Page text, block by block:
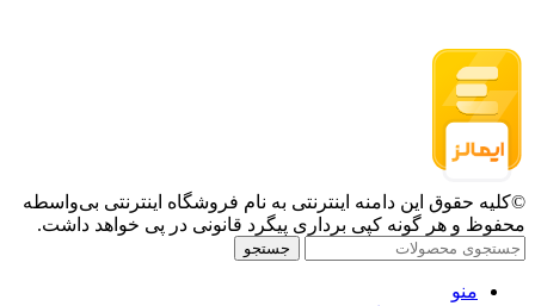
©کلیه حقوق این دامنه اینترنتی به نام فروشگاه اینترنتی بی‌واسطه
محفوظ و هر گونه کپی برداری پیگرد قانونی در پی خواهد داشت.
جستجو
منو